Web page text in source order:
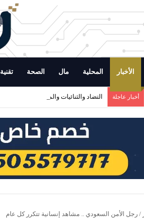
الأخبار المحلية مال الصحة تقنية
أخبار عاجلة التضاد والثنائيات والمتقابلات
/ رجل الأمن السعودي .. مشاهد إنسانية تتكرر كل عام